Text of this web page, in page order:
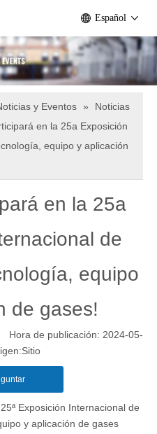
Español
y Eventos »
Noticias
en la 25a Exposición
equipo y aplicación
en la 25a
de
equipo
de gases!
de publicación: 2024-05-
Sitio
Exposición Internacional de
y aplicación de gases